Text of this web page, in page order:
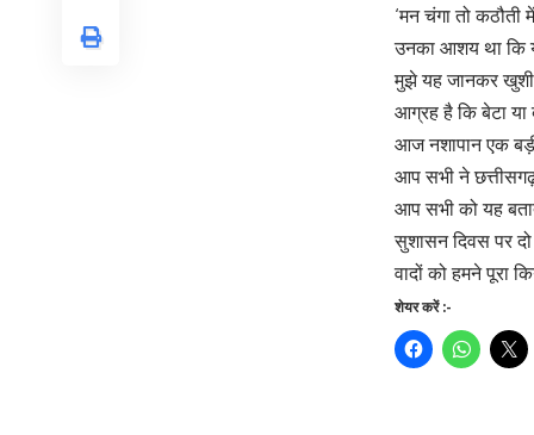
‘मन चंगा तो
उनका आशय था कि
मुझे यह जानकर खुशी
आग्रह है कि बेटा या
आज नशापान एक
आप सभी ने
आप सभी को यह
सुशासन दिवस पर
वादों को हमने पूरा
शेयर करें :-